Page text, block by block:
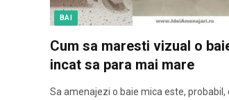
BAI
Cum sa maresti vizual o
incat sa para mai mare
Sa amenajezi o baie mica este, probabil,